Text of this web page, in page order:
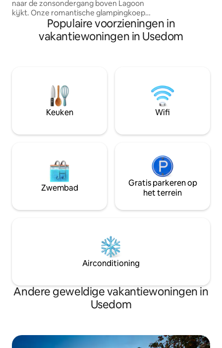
naar de zonsondergang boven Lagoon
kijkt. Onze romantische glampingkoepel
is een romantische plek in de natuur met
een prachtig uitzicht op het water. Je
kunt gebruikmaken van een sauna, een
Międzyzdroje, wandelen, fietsen,
kajakken en stranden. We hebben
fietsen en kajaks te huur. Als de Dome is
geboekt, controleer dan ons Beach
comfortabel en
omheind perceel
ruimte. Een plek
en aangename
ontspannen.
Populaire voorzieningen in
vakantiewoningen in Usedom
Keuken Wifi
Zwembad
Gratis parkeren op
het terrein
Airconditioning
Andere geweldige vakantiewoningen in
Usedom